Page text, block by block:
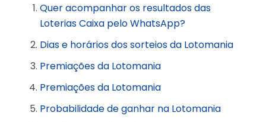
Quer acompanhar os resultados das
Loterias Caixa pelo WhatsApp?
Dias e horários dos sorteios da Lotomania
Premiações da Lotomania
Premiações da Lotomania
Probabilidade de ganhar na Lotomania